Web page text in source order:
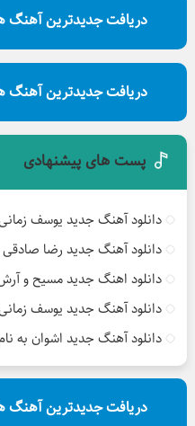
دریافت جدیدترین آهنگ
دریافت جدیدترین آهنگ
پست های پیشنهادی
دانلود آهنگ جدید یوسف
دانلود آهنگ جدید رضا
دانلود اهنگ جدید مسیح و
دانلود آهنگ جدید یوسف
دانلود آهنگ جدید اشوان به
دریافت جدیدترین آهنگ